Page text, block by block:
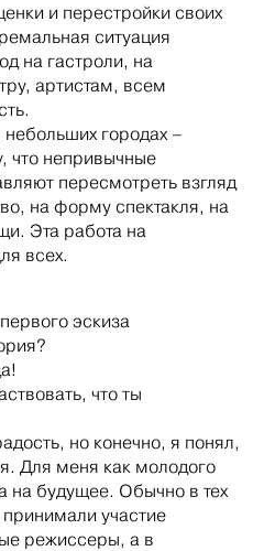
и перестройки своих
ситуация
на гастроли, на
артистам, всем
городах –
что непривычные
пересмотреть взгляд
на форму спектакля, на
Эта работа на
всех.
эскиза
что ты
но конечно, я понял,
Для меня как молодого
на будущее. Обычно в тех
участие
режиссеры, а в